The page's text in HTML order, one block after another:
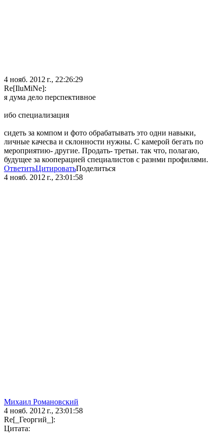
4 нояб. 2012 г., 22:26:29
Re[IluMiNe]:
я дума дело перспективное
ибо специализация
сидеть за компом и фото обрабатывать это одни навыки,
личные качесва и склонности нужны. С камерой бегать по
мероприятию- другие. Продать- третьи. так что, полагаю,
будущее за кооперацией специалистов с разнми профилями.
ОтветитьЦитироватьПоделиться
4 нояб. 2012 г., 23:01:58
Михаил Романовский
4 нояб. 2012 г., 23:01:58
Re[_Георгий_]:
Цитата: